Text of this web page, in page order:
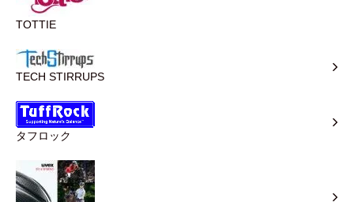
TOTTIE
TECH STIRRUPS
タフロック